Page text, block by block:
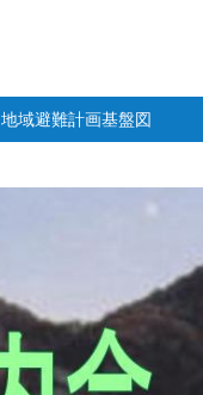
地域避難計画基盤図